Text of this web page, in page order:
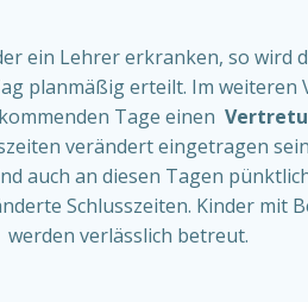
ein Lehrer erkranken, so wird
planmäßig erteilt. Im
Tage einen
verändert eingetragen
auch an diesen Tagen
Schlusszeiten. Kinder mit
werden verlässlich betreut.